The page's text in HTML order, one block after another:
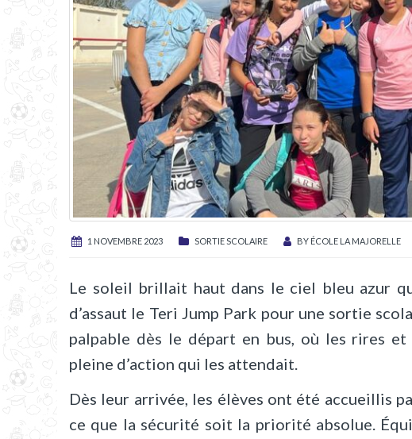
1 NOVEMBRE 2023 SORTIE SCOLAIRE BY ÉCOLE LA MAJORELLE
Le soleil brillait haut dans le ciel bleu azur
d’assaut le Teri Jump Park pour une sortie
palpable dès le départ en bus, où les rires
pleine d’action qui les attendait.
Dès leur arrivée, les élèves ont été accueillis
ce que la sécurité soit la priorité absolue.